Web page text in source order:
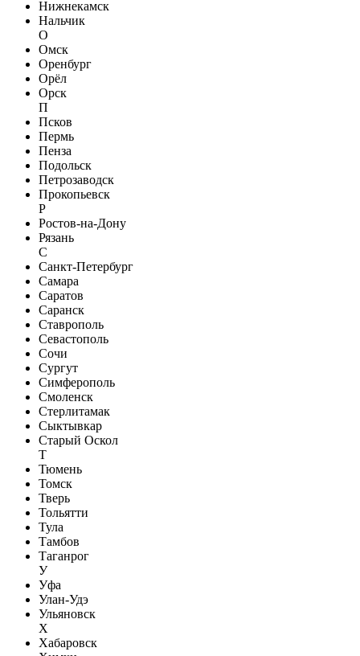
Нижнекамск
Нальчик
О
Омск
Оренбург
Орёл
Орск
П
Псков
Пермь
Пенза
Подольск
Петрозаводск
Прокопьевск
Р
Ростов-на-Дону
Рязань
С
Санкт-Петербург
Самара
Саратов
Саранск
Ставрополь
Севастополь
Сочи
Сургут
Симферополь
Смоленск
Стерлитамак
Сыктывкар
Старый Оскол
Т
Тюмень
Томск
Тверь
Тольятти
Тула
Тамбов
Таганрог
У
Уфа
Улан-Удэ
Ульяновск
Х
Хабаровск